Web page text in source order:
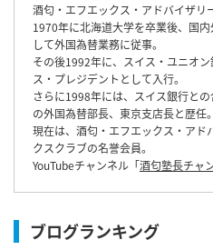
酒匂・エフエックス・アドバイザリ
1970年に北海道大学を卒業後、国
して外国為替業務に従事。
その後1992年に、スイス・ユニオ
ス・プレジデントとして入行。
さらに1998年には、スイス銀行と
の外国為替部長、東京支店長と歴任。
現在は、酒匂・エフエックス・アド
クスクラブの名誉会員。
YouTubeチャンネル「酒匂塾長チャ
ブログランキング